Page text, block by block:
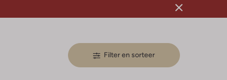
Filter en sorteer